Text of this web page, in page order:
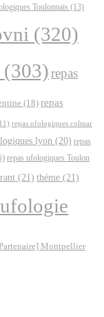
Toulonnais (13)
(320)
(303)repas
(18) repas
repas ufologiques colmar
lyon (20) repas
repas ufologiques Toulon
(21) théme (21)
ufologie
Montpellier